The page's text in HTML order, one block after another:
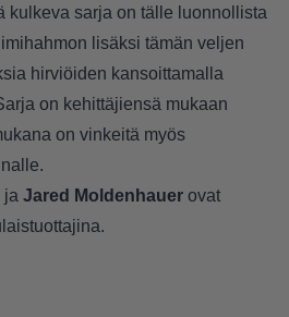
kulkeva sarja on tälle luonnollista
lisäksi tämän veljen
hirviöiden kansoittamalla
on kehittäjiensä mukaan
on vinkeitä myös
ja Jared Moldenhauer ovat